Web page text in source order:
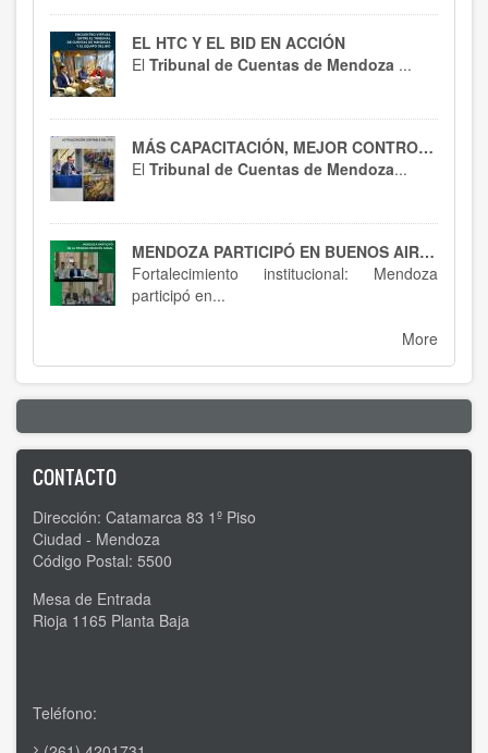
EL HTC Y EL BID EN ACCIÓN
El Tribunal de Cuentas de Mendoza ...
MÁS CAPACITACIÓN, MEJOR CONTROL : EL HTC SE ACTUALIZA EN RT 54
El Tribunal de Cuentas de Mendoza...
MENDOZA PARTICIPÓ EN BUENOS AIRES : SPTCRA
Fortalecimiento institucional: Mendoza
participó en...
More
CONTACTO
Dirección: Catamarca 83 1º Piso
Ciudad - Mendoza
Código Postal: 5500
Mesa de Entrada
Rioja 1165 Planta Baja
Teléfono: